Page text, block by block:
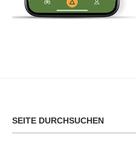
SEITE DURCHSUCHEN